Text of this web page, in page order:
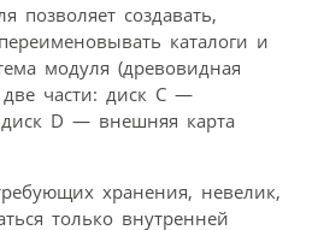
позволяет создавать,
каталоги и
модуля (древовидная
две части: диск C —
D — внешняя карта
хранения, невелик,
только внутренней